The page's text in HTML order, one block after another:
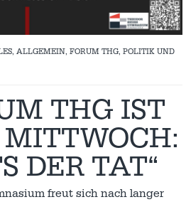
, ALLGEMEIN, FORUM THG, POLITIK UND
THG IST
DER TAT“
freut sich nach langer